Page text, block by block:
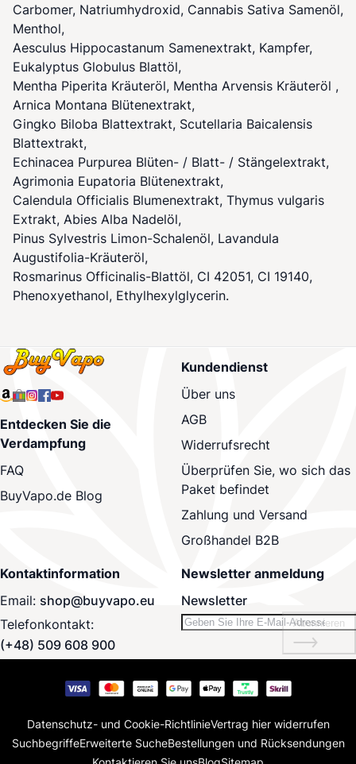
Carbomer, Natriumhydroxid, Cannabis Sativa Samenöl,
Menthol,
Aesculus Hippocastanum Samenextrakt, Kampfer,
Eukalyptus Globulus Blattöl,
Mentha Piperita Kräuteröl, Mentha Arvensis Kräuteröl ,
Arnica Montana Blütenextrakt,
Gingko Biloba Blattextrakt, Scutellaria Baicalensis
Blattextrakt,
Echinacea Purpurea Blüten- / Blatt- / Stängelextrakt,
Agrimonia Eupatoria Blütenextrakt,
Calendula Officialis Blumenextrakt, Thymus vulgaris
Extrakt, Abies Alba Nadelöl,
Pinus Sylvestris Limon-Schalenöl, Lavandula
Augustifolia-Kräuteröl,
Rosmarinus Officinalis-Blattöl, CI 42051, CI 19140,
Phenoxyethanol, Ethylhexylglycerin.
Entdecken Sie die
Verdampfung
FAQ
BuyVapo.de Blog
Kundendienst
Über uns
AGB
Widerrufsrecht
Überprüfen Sie, wo sich das
Paket befindet
Zahlung und Versand
Großhandel B2B
Kontaktinformation
Email: shop@buyvapo.eu
Telefonkontakt:
(+48) 509 608 900
Newsletter anmeldung
Newsletter
Abonnieren
Datenschutz- und Cookie-RichtlinieVertrag hier widerrufen
SuchbegriffeErweiterte SucheBestellungen und Rücksendungen